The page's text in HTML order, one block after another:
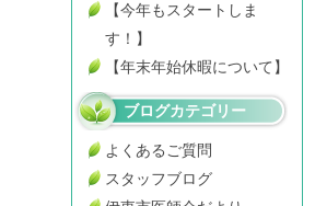
【今年もスタートしま
す！】
【年末年始休暇について】
ブログカテゴリー
よくあるご質問
スタッフブログ